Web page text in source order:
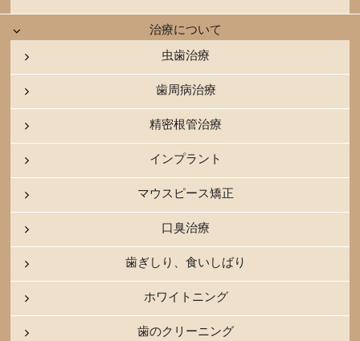
治療について
虫歯治療
歯周病治療
精密根管治療
インプラント
マウスピース矯正
口臭治療
歯ぎしり、食いしばり
ホワイトニング
歯のクリーニング